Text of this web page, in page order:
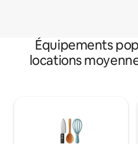
Équipements
locations